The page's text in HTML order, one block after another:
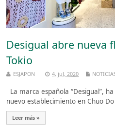
Desigual abre nueva
Tokio
ESJAPON 4, jul, 2020
La marca española “Desigual”,
nuevo establecimiento en Chuo
Leer más »